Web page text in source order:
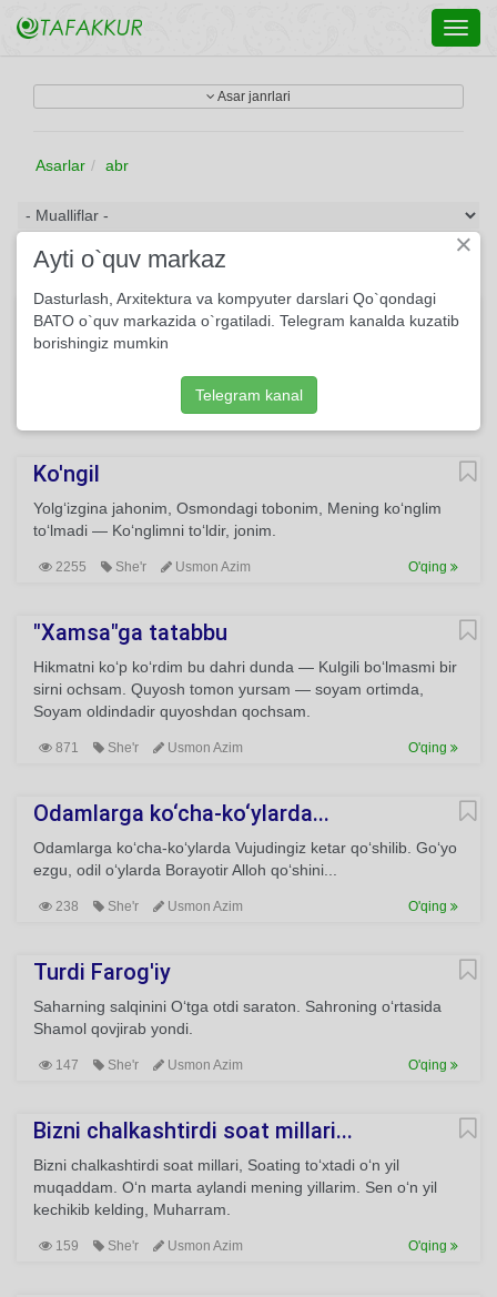
Asar janrlari
Asarlar abr
Saratonning samovatida...
Saratonning samovatida Qovjiragan bir parcha abr, Dunyo —
Usmon Azim
Ko'ngil
Yolg‘izgina jahonim, Osmondagi tobonim, Mening ko‘nglim
to‘lmadi — Ko‘nglimni to‘ldir, jonim.
2255 She'r Usmon Azim O'qing
"Xamsa"ga tatabbu
Hikmatni ko‘p ko‘rdim bu dahri dunda — Kulgili bo‘lmasmi bir
sirni ochsam. Quyosh tomon yursam — soyam ortimda,
Soyam oldindadir quyoshdan qochsam.
871 She'r Usmon Azim O'qing
Odamlarga ko‘cha-ko‘ylarda...
Odamlarga ko‘cha-ko‘ylarda Vujudingiz ketar qo‘shilib. Go‘yo
ezgu, odil o‘ylarda Borayotir Alloh qo‘shini...
238 She'r Usmon Azim O'qing
Turdi Farog'iy
Saharning salqinini O‘tga otdi saraton. Sahroning o‘rtasida
Shamol qovjirab yondi.
147 She'r Usmon Azim O'qing
Bizni chalkashtirdi soat millari...
Bizni chalkashtirdi soat millari, Soating to‘xtadi o‘n yil
muqaddam. O‘n marta aylandi mening yillarim. Sen o‘n yil
kechikib kelding, Muharram.
159 She'r Usmon Azim O'qing
×
Ayti o`quv markaz
Dasturlash, Arxitektura va kompyuter darslari Qo`qondagi
BATO o`quv markazida o`rgatiladi. Telegram kanalda kuzatib
borishingiz mumkin
Telegram kanal